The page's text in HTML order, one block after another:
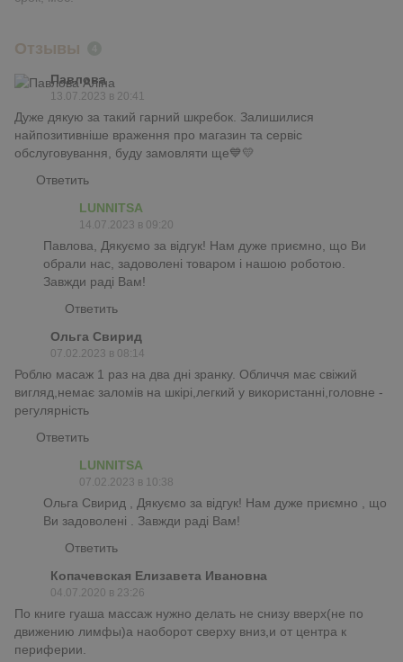
Отзывы
Павлова
13.07.2023 в 20:41
Дуже дякую за такий гарний шкребок. Залишилися
найпозитивніше враження про магазин та сервіс
обслуговування, буду замовляти ще💙💛
Ответить
LUNNITSA
14.07.2023 в 09:20
Павлова, Дякуємо за відгук! Нам дуже приємно, що Ви
обрали нас, задоволені товаром і нашою роботою.
Завжди раді Вам!
Ответить
Ольга Свирид
07.02.2023 в 08:14
Роблю масаж 1 раз на два дні зранку. Обличчя має свіжий
вигляд,немає заломів на шкірі,легкий у використанні,головне -
регулярність
Ответить
LUNNITSA
07.02.2023 в 10:38
Ольга Свирид , Дякуємо за відгук! Нам дуже приємно , що
Ви задоволені . Завжди раді Вам!
Ответить
Копачевская Елизавета Ивановна
04.07.2020 в 23:26
По книге гуаша массаж нужно делать не снизу вверх(не по
движению лимфы)а наоборот сверху вниз,и от центра к
периферии.